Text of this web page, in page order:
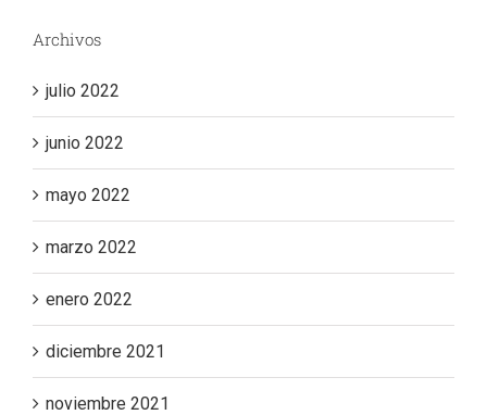
Archivos
julio 2022
junio 2022
mayo 2022
marzo 2022
enero 2022
diciembre 2021
noviembre 2021